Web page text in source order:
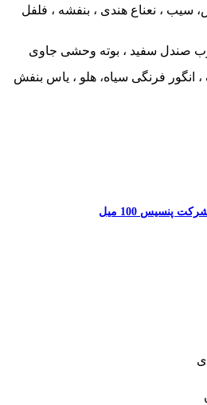
سیب ، نعناع هندی ، بنفشه ، فلفل
صندل سفید ، بوته وحشی جاوی
، انگور فرنگی سیاه، هلو ، یاس بنفش
پنسیس 100 میل